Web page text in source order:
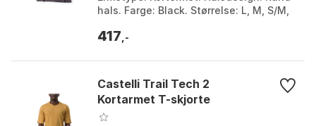
hals. Farge: Black. Størrelse: L, M, S/M,
417 ,-
Castelli Trail Tech 2
Kortarmet T-skjorte